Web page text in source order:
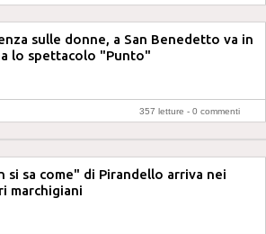
sulle donne, a San Benedetto va in
lo spettacolo "Punto"
357 letture - 0 commenti
si sa come" di Pirandello arriva nei
marchigiani